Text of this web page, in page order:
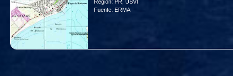
Región: PR USVI
Fuente: ERMA